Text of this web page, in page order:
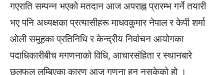
गएराति सम्पन्न भएको मतदान आज अपराह्न प्रारम्भ गर्ने तयारी
भए पनि अध्यक्षका प्रत्यासीहरू माधवकुमार नेपाल र केपी शर्मा
ओली समूहका प्रतिनिधि र केन्द्रीय निर्वाचन आयोगका
पदाधिकारीबीच मगणनाको विधि, आचारसंहिता र स्थानबारे
छलफल लम्बिएका कारण आज गणना हुन नसकेको हो ।